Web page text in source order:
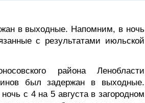
в выходные. Напомним, в ночь
с результатами июльской
района Ленобласти
был задержан в выходные.
с 4 на 5 августа в загородном